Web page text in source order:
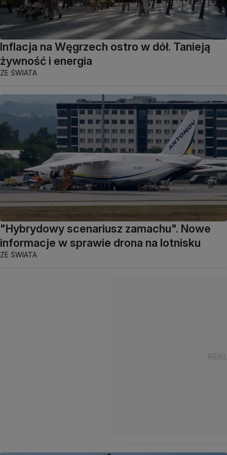
Inflacja na Węgrzech ostro w dół. Tanieją
żywność i energia
ZE ŚWIATA
"Hybrydowy scenariusz zamachu". Nowe
informacje w sprawie drona na lotnisku
ZE ŚWIATA